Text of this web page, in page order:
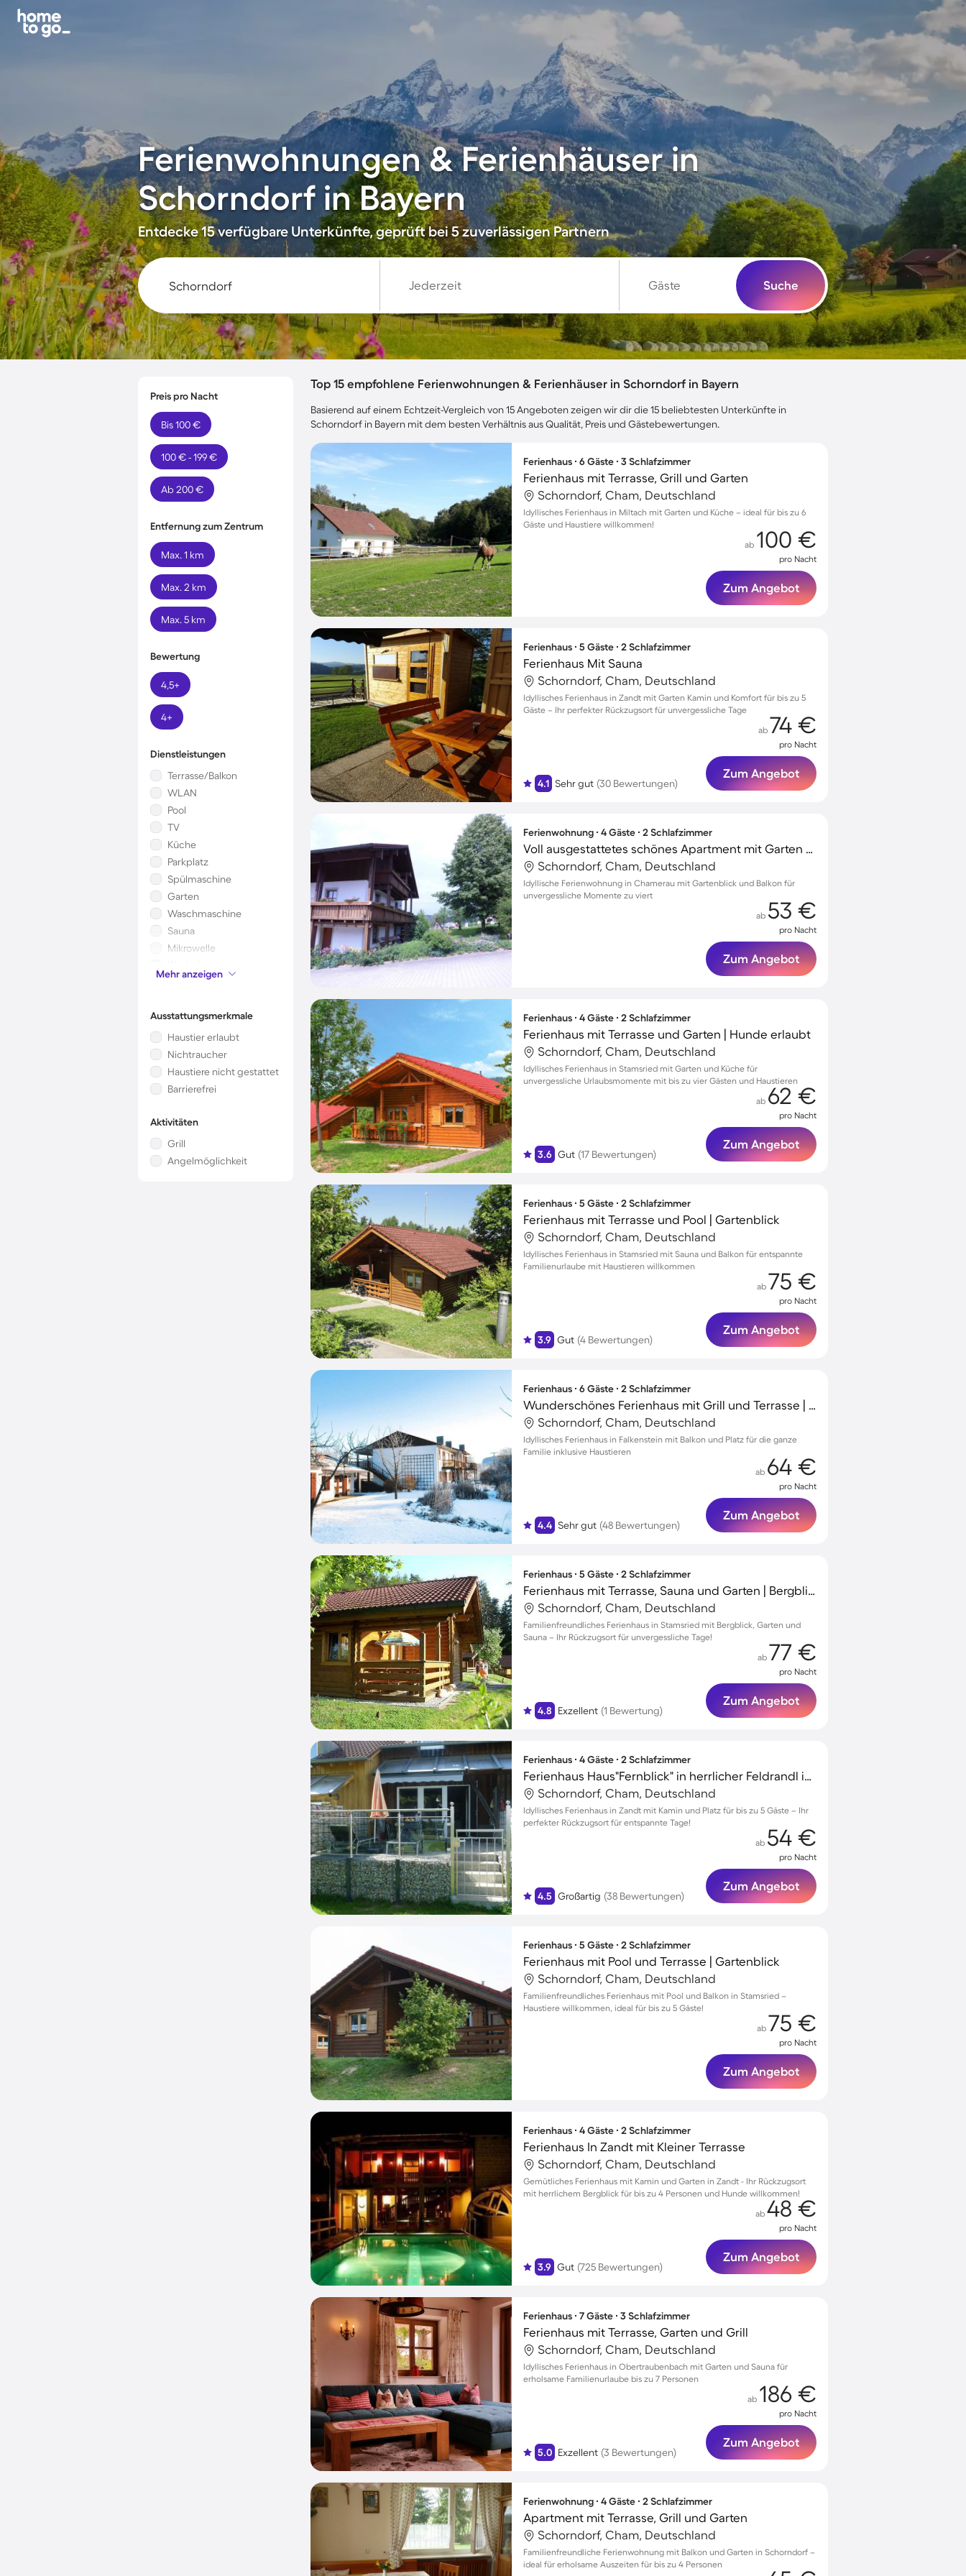
Ferienwohnungen & Ferienhäuser in
Schorndorf in Bayern
Entdecke 15 verfügbare Unterkünfte, geprüft bei 5 zuverlässigen Partnern
Jederzeit Gäste Suche
Preis pro Nacht
Bis 100 €
100 € - 199 €
Ab 200 €
Entfernung zum Zentrum
Max. 1 km
Max. 2 km
Max. 5 km
Bewertung
4,5+
4+
Dienstleistungen
Terrasse/Balkon
WLAN
Pool
TV
Küche
Parkplatz
Spülmaschine
Garten
Waschmaschine
Sauna
Mikrowelle
Kinderbett
Kamin/Ofen
Mehr anzeigen
Ausstattungsmerkmale
Haustier erlaubt
Nichtraucher
Haustiere nicht gestattet
Barrierefrei
Aktivitäten
Grill
Angelmöglichkeit
Top 15 empfohlene Ferienwohnungen & Ferienhäuser in Schorndorf in Bayern
Basierend auf einem Echtzeit-Vergleich von 15 Angeboten zeigen wir dir die 15 beliebtesten Unterkünfte in
Schorndorf in Bayern mit dem besten Verhältnis aus Qualität, Preis und Gästebewertungen.
Ferienhaus ∙ 6 Gäste ∙ 3 Schlafzimmer
Ferienhaus mit Terrasse, Grill und Garten
Schorndorf, Cham, Deutschland
Idyllisches Ferienhaus in Miltach mit Garten und Küche – ideal für bis zu 6
Gäste und Haustiere willkommen!
ab 100 €
pro Nacht
Zum Angebot
Ferienhaus ∙ 5 Gäste ∙ 2 Schlafzimmer
Ferienhaus Mit Sauna
Schorndorf, Cham, Deutschland
Idyllisches Ferienhaus in Zandt mit Garten Kamin und Komfort für bis zu 5
Gäste – Ihr perfekter Rückzugsort für unvergessliche Tage
4.1 Sehr gut (30 Bewertungen)
ab 74 €
pro Nacht
Zum Angebot
Ferienwohnung ∙ 4 Gäste ∙ 2 Schlafzimmer
Voll ausgestattetes schönes Apartment mit Garten und Terrasse
Schorndorf, Cham, Deutschland
Idyllische Ferienwohnung in Chamerau mit Gartenblick und Balkon für
unvergessliche Momente zu viert
ab 53 €
pro Nacht
Zum Angebot
Ferienhaus ∙ 4 Gäste ∙ 2 Schlafzimmer
Ferienhaus mit Terrasse und Garten | Hunde erlaubt
Schorndorf, Cham, Deutschland
Idyllisches Ferienhaus in Stamsried mit Garten und Küche für
unvergessliche Urlaubsmomente mit bis zu vier Gästen und Haustieren
3.6 Gut (17 Bewertungen)
ab 62 €
pro Nacht
Zum Angebot
Ferienhaus ∙ 5 Gäste ∙ 2 Schlafzimmer
Ferienhaus mit Terrasse und Pool | Gartenblick
Schorndorf, Cham, Deutschland
Idyllisches Ferienhaus in Stamsried mit Sauna und Balkon für entspannte
Familienurlaube mit Haustieren willkommen
3.9 Gut (4 Bewertungen)
ab 75 €
pro Nacht
Zum Angebot
Ferienhaus ∙ 6 Gäste ∙ 2 Schlafzimmer
Wunderschönes Ferienhaus mit Grill und Terrasse | Hunde erlaubt
Schorndorf, Cham, Deutschland
Idyllisches Ferienhaus in Falkenstein mit Balkon und Platz für die ganze
Familie inklusive Haustieren
4.4 Sehr gut (48 Bewertungen)
ab 64 €
pro Nacht
Zum Angebot
Ferienhaus ∙ 5 Gäste ∙ 2 Schlafzimmer
Ferienhaus mit Terrasse, Sauna und Garten | Bergblick
Schorndorf, Cham, Deutschland
Familienfreundliches Ferienhaus in Stamsried mit Bergblick, Garten und
Sauna – Ihr Rückzugsort für unvergessliche Tage!
4.8 Exzellent (1 Bewertung)
ab 77 €
pro Nacht
Zum Angebot
Ferienhaus ∙ 4 Gäste ∙ 2 Schlafzimmer
Ferienhaus Haus"Fernblick" in herrlicher Feldrandl inkl Nbk
Schorndorf, Cham, Deutschland
Idyllisches Ferienhaus in Zandt mit Kamin und Platz für bis zu 5 Gäste – Ihr
perfekter Rückzugsort für entspannte Tage!
4.5 Großartig (38 Bewertungen)
ab 54 €
pro Nacht
Zum Angebot
Ferienhaus ∙ 5 Gäste ∙ 2 Schlafzimmer
Ferienhaus mit Pool und Terrasse | Gartenblick
Schorndorf, Cham, Deutschland
Familienfreundliches Ferienhaus mit Pool und Balkon in Stamsried –
Haustiere willkommen, ideal für bis zu 5 Gäste!
ab 75 €
pro Nacht
Zum Angebot
Ferienhaus ∙ 4 Gäste ∙ 2 Schlafzimmer
Ferienhaus In Zandt mit Kleiner Terrasse
Schorndorf, Cham, Deutschland
Gemütliches Ferienhaus mit Kamin und Garten in Zandt - Ihr Rückzugsort
mit herrlichem Bergblick für bis zu 4 Personen und Hunde willkommen!
3.9 Gut (725 Bewertungen)
ab 48 €
pro Nacht
Zum Angebot
Ferienhaus ∙ 7 Gäste ∙ 3 Schlafzimmer
Ferienhaus mit Terrasse, Garten und Grill
Schorndorf, Cham, Deutschland
Idyllisches Ferienhaus in Obertraubenbach mit Garten und Sauna für
erholsame Familienurlaube bis zu 7 Personen
5.0 Exzellent (3 Bewertungen)
ab 186 €
pro Nacht
Zum Angebot
Ferienwohnung ∙ 4 Gäste ∙ 2 Schlafzimmer
Apartment mit Terrasse, Grill und Garten
Schorndorf, Cham, Deutschland
Familienfreundliche Ferienwohnung mit Balkon und Garten in Schorndorf –
ideal für erholsame Auszeiten für bis zu 4 Personen